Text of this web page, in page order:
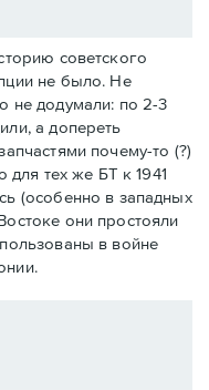
советского
не было. Не
не додумали: по 2-3
а допереть
почему-то (?)
для тех же БТ к 1941
(особенно в западных
они простояли
в войне